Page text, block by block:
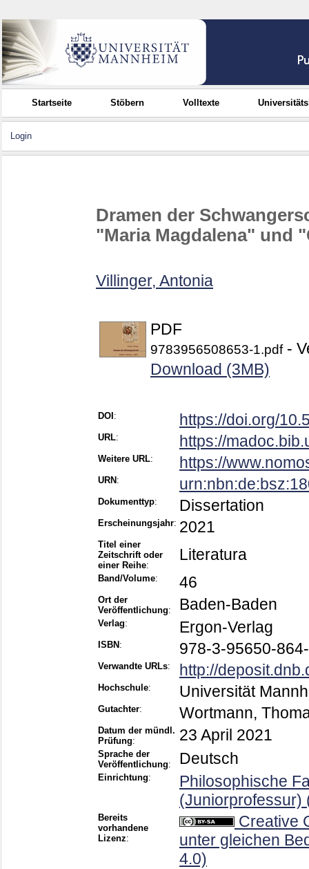
Startseite Stöbern Volltexte
Login
Dramen der
"Maria Magdalena" und
Villinger, Antonia
PDF
9783956508653-1.pdf-
Download (3MB)
DOI : https://doi.org/
URL: https://
Weitere URL: https://
URN :
Dokumenttyp: Dissertation
Erscheinungsjahr: 2021
Titel einer
Zeitschrift oder
einer Reihe:
Literatura
Band/Volume: 46
Ort der
Veröffentlichung: Baden-Baden
Verlag: Ergon-Verlag
ISBN : 978-3-95650-
Verwandte URLs: http://
Hochschule: Universität
Gutachter: Wortmann,
Datum der mündl.
Prüfung: 23 April 2021
Sprache der
Veröffentlichung: Deutsch
Einrichtung:
Philosophische
(Juniorprofessur)
Bereits
vorhandene
Lizenz:
Creative
unter gleichen
4.0)